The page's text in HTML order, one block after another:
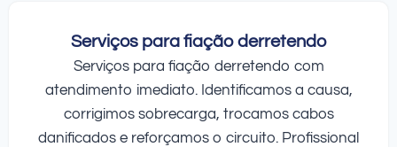
Serviços para fiação derretendo
Serviços para fiação derretendo com
atendimento imediato. Identificamos a causa,
corrigimos sobrecarga, trocamos cabos
danificados e reforçamos o circuito. Profissional